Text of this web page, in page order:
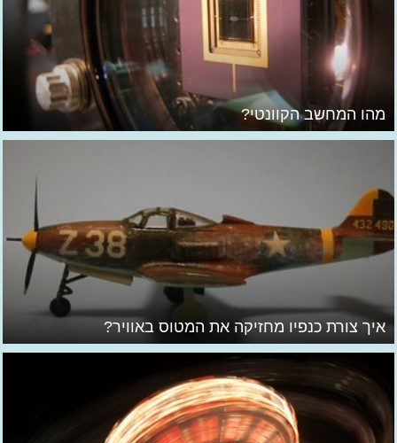
מהו המחשב הקוונטי?
איך צורת כנפיו מחזיקה את המטוס באוויר?